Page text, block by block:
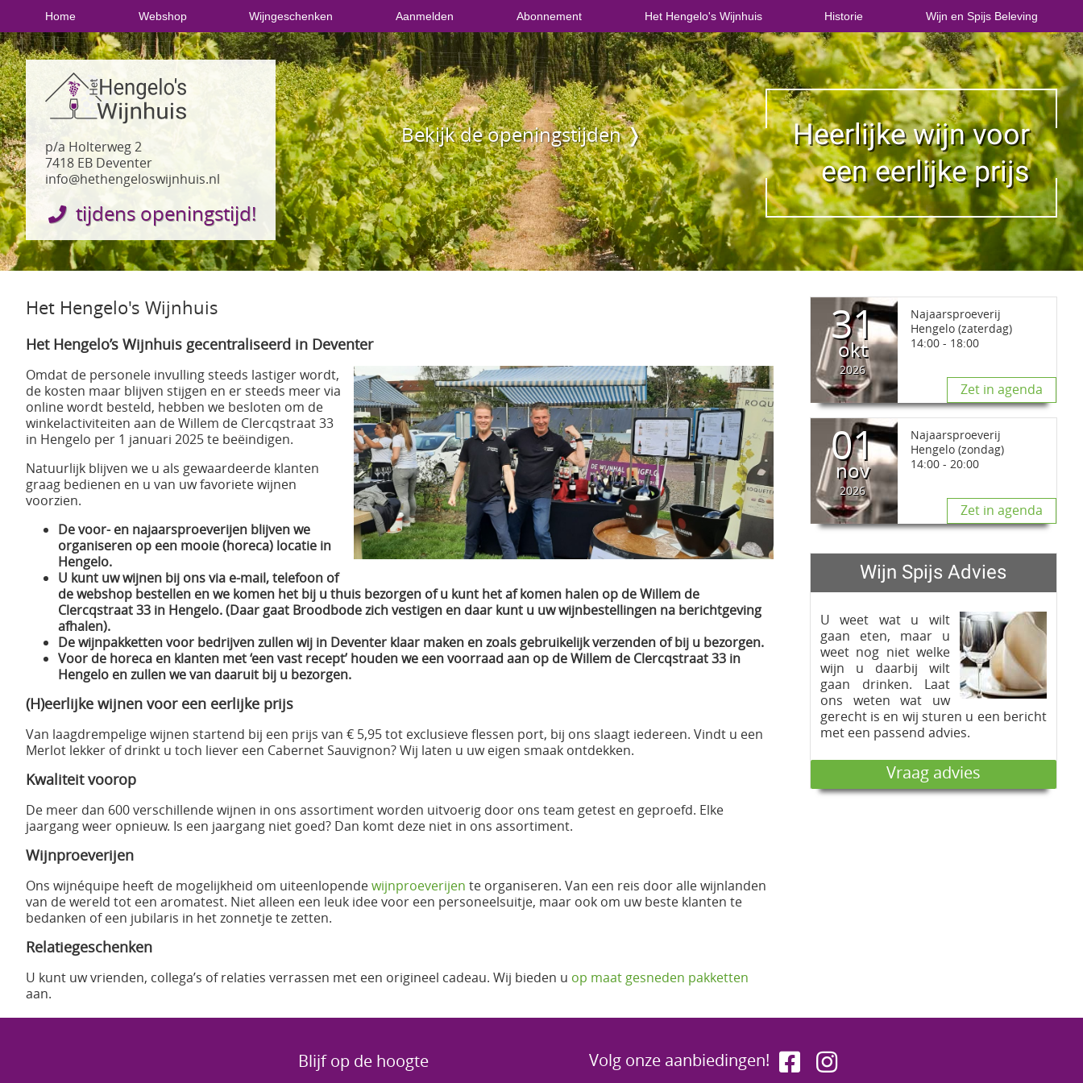
Home Webshop Wijngeschenken Aanmelden Abonnement Het Hengelo's Wijnhuis Historie Wijn en Spijs Beleving
p/a Holterweg 2
7418 EB Deventer
info@hethengeloswijnhuis.nl
tijdens openingstijd!
Bekijk de openingstijden ❭
Heerlijke wijn voor
een eerlijke prijs
31
okt
2026
Najaarsproeverij
Hengelo (zaterdag)
14:00 - 18:00
Zet in agenda
01
nov
2026
Najaarsproeverij
Hengelo (zondag)
14:00 - 20:00
Zet in agenda
Wijn Spijs Advies
U weet wat u wilt
gaan eten, maar u
weet nog niet welke
wijn u daarbij wilt
gaan drinken. Laat
ons weten wat uw
gerecht is en wij sturen u een bericht
met een passend advies.
Vraag advies
Het Hengelo's Wijnhuis
Het Hengelo’s Wijnhuis gecentraliseerd in Deventer
Omdat de personele invulling steeds lastiger wordt,
de kosten maar blijven stijgen en er steeds meer via
online wordt besteld, hebben we besloten om de
winkelactiviteiten aan de Willem de Clercqstraat 33
in Hengelo per 1 januari 2025 te beëindigen.
Natuurlijk blijven we u als gewaardeerde klanten
graag bedienen en u van uw favoriete wijnen
voorzien.
De voor- en najaarsproeverijen blijven we
organiseren op een mooie (horeca) locatie in
Hengelo.
U kunt uw wijnen bij ons via e-mail, telefoon of
de webshop bestellen en we komen het bij u thuis bezorgen of u kunt het af komen halen op de Willem de
Clercqstraat 33 in Hengelo. (Daar gaat Broodbode zich vestigen en daar kunt u uw wijnbestellingen na berichtgeving
afhalen).
De wijnpakketten voor bedrijven zullen wij in Deventer klaar maken en zoals gebruikelijk verzenden of bij u bezorgen.
Voor de horeca en klanten met ‘een vast recept’ houden we een voorraad aan op de Willem de Clercqstraat 33 in
Hengelo en zullen we van daaruit bij u bezorgen.
(H)eerlijke wijnen voor een eerlijke prijs
Van laagdrempelige wijnen startend bij een prijs van € 5,95 tot exclusieve flessen port, bij ons slaagt iedereen. Vindt u een
Merlot lekker of drinkt u toch liever een Cabernet Sauvignon? Wij laten u uw eigen smaak ontdekken.
Kwaliteit voorop
De meer dan 600 verschillende wijnen in ons assortiment worden uitvoerig door ons team getest en geproefd. Elke
jaargang weer opnieuw. Is een jaargang niet goed? Dan komt deze niet in ons assortiment.
Wijnproeverijen
Ons wijnéquipe heeft de mogelijkheid om uiteenlopendewijnproeverijen te organiseren. Van een reis door alle wijnlanden
van de wereld tot een aromatest. Niet alleen een leuk idee voor een personeelsuitje, maar ook om uw beste klanten te
bedanken of een jubilaris in het zonnetje te zetten.
Relatiegeschenken
U kunt uw vrienden, collega’s of relaties verrassen met een origineel cadeau. Wij bieden u op maat gesneden pakketten
aan.
Blijf op de hoogte Volg onze aanbiedingen!